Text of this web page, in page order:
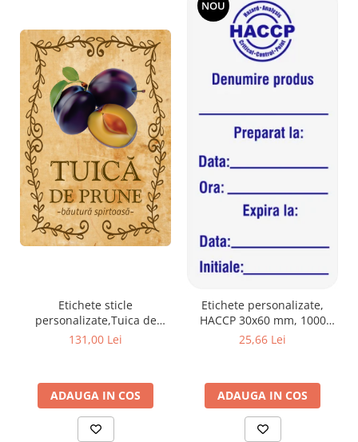
Etichete sticle
personalizate,Tuica de
pruna,100x70 mm,1000
131,00 Lei
ADAUGA IN COS
NOU
Etichete personalizate,
HACCP 30x60 mm, 1000
buc/rola
25,66 Lei
ADAUGA IN COS